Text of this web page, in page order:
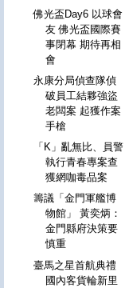
佛光盃Day6 以球會
友 佛光盃國際賽
事閉幕 期待再相
會
永康分局偵查隊偵
破員工結夥強盜
老闆案 起獲作案
手槍
「K」亂無比、員警
執行青春專案查
獲網咖毒品案
籌議「金門軍艦博
物館」 黃奕炳：
金門縣府決策要
慎重
臺馬之星首航典禮
國內客貨輪新里